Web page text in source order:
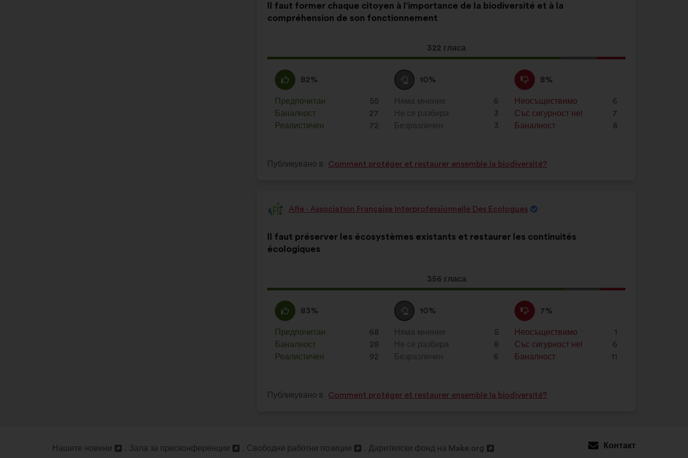
на
предложението:
Il faut former chaque citoyen à l'importance de la biodiversité et à la
compréhension de son fonctionnement
Това
предложение
322 гласа
разпределението
е:
Съгласен
съм
:
82%
Това
предложение
беше
квалифицирано
в
Предпочитан 55
пъти
Баналност
: 27
пъти
Реалистичен
: 72
пъти
Въздържал
се
:
10%
Това
предложение
беше
квалифицирано
в
Няма мнение
: 6
пъти
Не се разбира
: 3
пъти
Безразличен
: 3
пъти
Не
съм
съгласен
:
8%
Това
предложение
беше
квалифицирано
в
Неосъществимо
: 6
пъти
Със сигурност не!
: 7
пъти
Баналност
: 8
пъти
Публикувано в Comment protéger et restaurer ensemble la biodiversité?
Предложение
Afie - Association Française Interprofessionnelle Des Ecologues
на
предложението:
Il faut préserver les écosystèmes existants et restaurer les continuités
écologiques
Това
предложение
356 гласа
разпределението
е:
Съгласен
съм
:
83%
Това
предложение
беше
квалифицирано
в
Предпочитан 68
пъти
Баналност
: 28
пъти
Реалистичен
: 92
пъти
Въздържал
се
:
10%
Това
предложение
беше
квалифицирано
в
Няма мнение
: 5
пъти
Не се разбира
: 8
пъти
Безразличен
: 6
пъти
Не
съм
съгласен
:
7%
Това
предложение
беше
квалифицирано
в
Неосъществимо
: 1
пъти
Със сигурност не!
: 6
пъти
Баналност
: 11
пъти
Публикувано в Comment protéger et restaurer ensemble la biodiversité?
Нашите новини Зала за пресконференции
Отваряне
Свободни работни позиции
Отваряне
Дарителски фонд на Make.org
Отваряне
Контакт